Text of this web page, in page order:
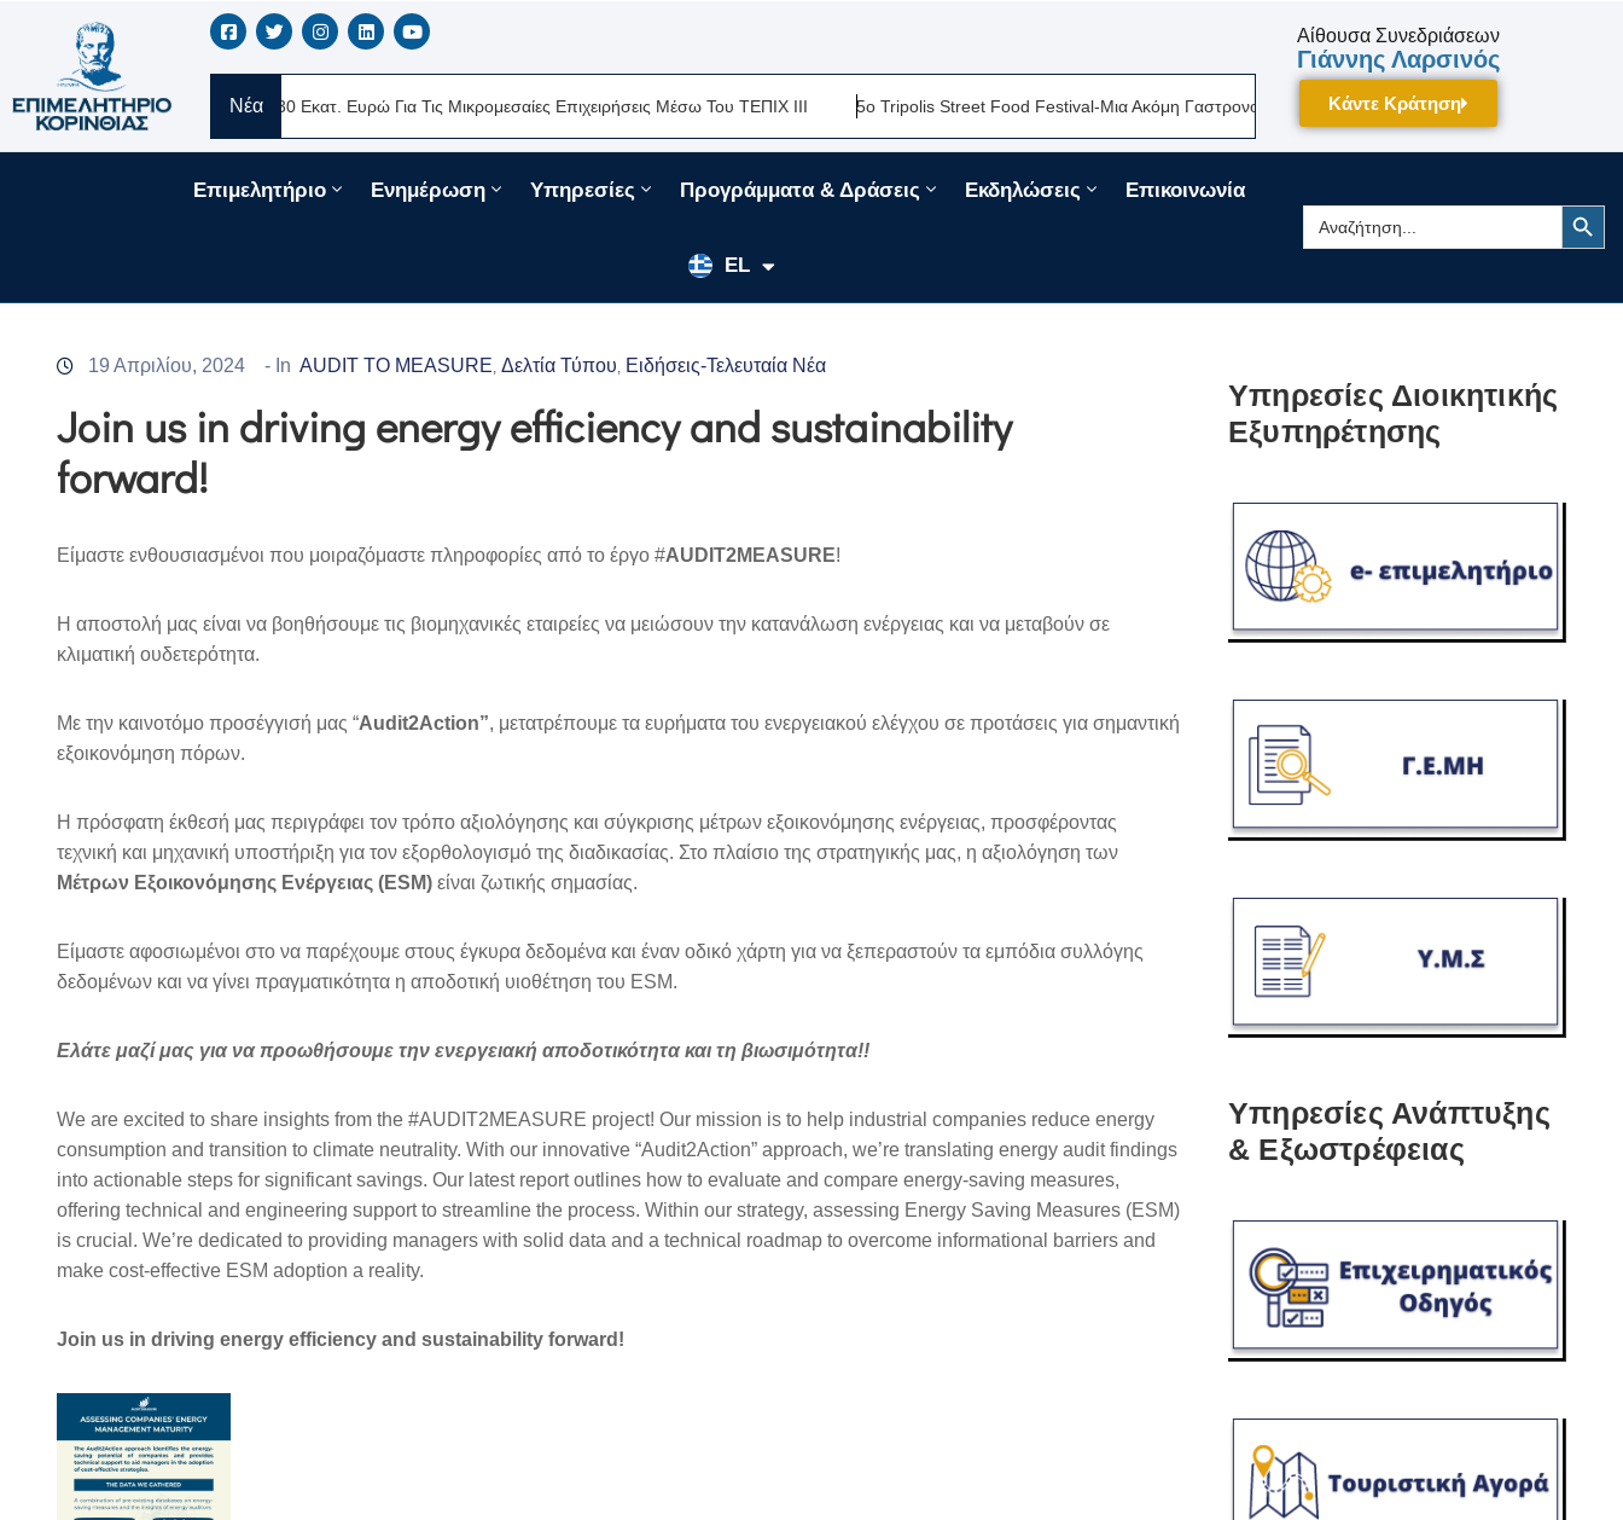
Νέα
Ελλάς Νέα Δάνεια 330 Εκατ. Ευρώ Για Τις Μικρομεσαίες Επιχειρήσεις Μέσω Του ΤΕΠΙΧ ΙΙΙ 5ο Tripolis Street Food Festival-Μια Ακόμη Γαστρονομική Γιορτή Της Πελοποννήσου Δίνει Ραντεβού Τον
Αίθουσα Συνεδριάσεων
Γιάννης Λαρσινός
Κάντε Κράτηση
Επιμελητήριο Ενημέρωση Υπηρεσίες Προγράμματα & Δράσεις Εκδηλώσεις Επικοινωνία
EL
EN
FR
Search
for:
Search Button
19 Απριλίου, 2024 - In AUDIT TO MEASURE Δελτία Τύπου Ειδήσεις-Τελευταία Νέα
Join us in driving energy efficiency and sustainability
forward!
Είμαστε ενθουσιασμένοι που μοιραζόμαστε πληροφορίες από το έργο #AUDIT2MEASURE!
Η αποστολή μας είναι να βοηθήσουμε τις βιομηχανικές εταιρείες να μειώσουν την κατανάλωση ενέργειας και να μεταβούν σε
κλιματική ουδετερότητα.
Με την καινοτόμο προσέγγισή μας “Audit2Action”, μετατρέπουμε τα ευρήματα του ενεργειακού ελέγχου σε προτάσεις για σημαντική
εξοικονόμηση πόρων.
Η πρόσφατη έκθεσή μας περιγράφει τον τρόπο αξιολόγησης και σύγκρισης μέτρων εξοικονόμησης ενέργειας, προσφέροντας
τεχνική και μηχανική υποστήριξη για τον εξορθολογισμό της διαδικασίας. Στο πλαίσιο της στρατηγικής μας, η αξιολόγηση των
Μέτρων Εξοικονόμησης Ενέργειας (ESM) είναι ζωτικής σημασίας.
Είμαστε αφοσιωμένοι στο να παρέχουμε στους έγκυρα δεδομένα και έναν οδικό χάρτη για να ξεπεραστούν τα εμπόδια συλλόγης
δεδομένων και να γίνει πραγματικότητα η αποδοτική υιοθέτηση του ESM.
Ελάτε μαζί μας για να προωθήσουμε την ενεργειακή αποδοτικότητα και τη βιωσιμότητα!!
We are excited to share insights from the #AUDIT2MEASURE project! Our mission is to help industrial companies reduce energy
consumption and transition to climate neutrality. With our innovative “Audit2Action” approach, we’re translating energy audit findings
into actionable steps for significant savings. Our latest report outlines how to evaluate and compare energy-saving measures,
offering technical and engineering support to streamline the process. Within our strategy, assessing Energy Saving Measures (ESM)
is crucia l. We’re dedicated to providing managers with solid data and a technical roadmap to overcome informational barriers and
make cost-effective ESM adoption a reality.
Join us in driving energy efficiency and sustainability forward!
Υπηρεσίες Διοικητικής
Εξυπηρέτησης
Υπηρεσίες Ανάπτυξης
& Εξωστρέφειας